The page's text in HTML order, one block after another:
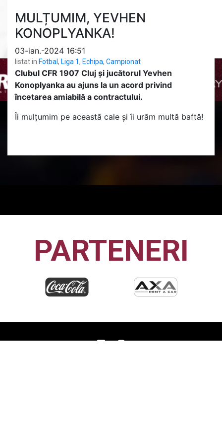
MULȚUMIM, YEVHEN
KONOPLYANKA!
03-ian.-2024 16:51
listat in Fotbal, Liga 1, Echipa, Campionat
Clubul CFR 1907 Cluj și jucătorul Yevhen
Konoplyanka au ajuns la un acord privind
încetarea amiabilă a contractului.
Îi mulțumim pe această cale și îi urăm multă baftă!
PARTENERI